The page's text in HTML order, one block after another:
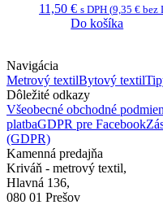
11,50 € s DPH (9,35 € bez
Do košíka
Navigácia
Metrový textilBytový textil
Dôležité odkazy
Všeobecné obchodné
platbaGDPR pre Facebook
(GDPR)
Kamenná predajňa
Kriváň - metrový textil,
Hlavná 136,
080 01 Prešov